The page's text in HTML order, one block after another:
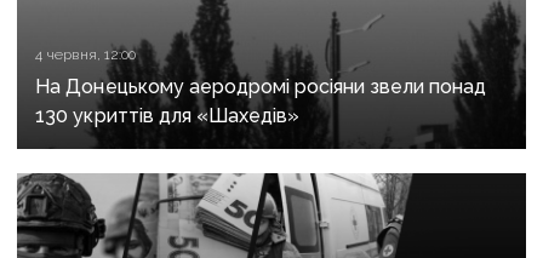
4 червня, 12:00
На Донецькому аеродромі росіяни звели понад
130 укриттів для «Шахедів»